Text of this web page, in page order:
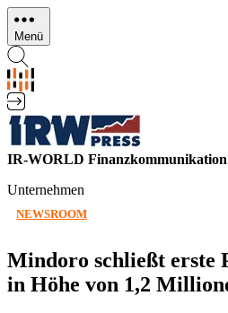
Direkt
zum
Inhalt
Menü
IR-WORLD
Unternehmen
NEWSROOM
Mindoro schließt erste
in Höhe von 1,2